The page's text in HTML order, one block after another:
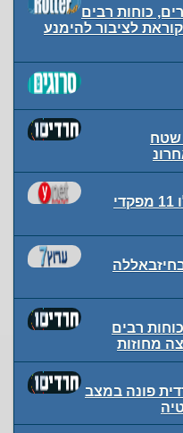
כוחות רבים
לציבור להימנע
מפקדי שטח
צה"ל: בתקופה האחרונה חוסלו 11 מפקדי
שטח בחיזבאללה
רבים
מחוזות
פונה במצב